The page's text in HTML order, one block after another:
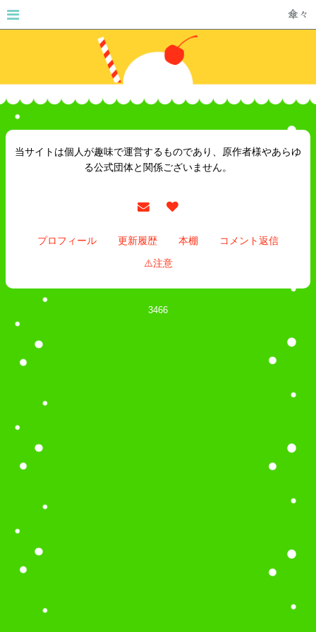
傘々
当サイトは個人が趣味で運営するものであり、原作者様やあらゆ
る公式団体と関係ございません。
プロフィール 更新履歴 本棚
コメント返信
⚠️注意
3466